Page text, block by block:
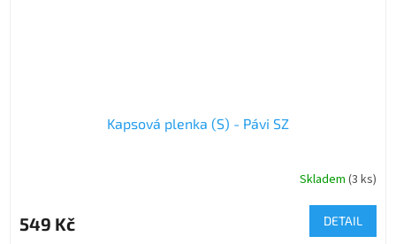
Kapsová plenka (S) - Pávi SZ
Skladem (3 ks)
549 Kč DETAIL